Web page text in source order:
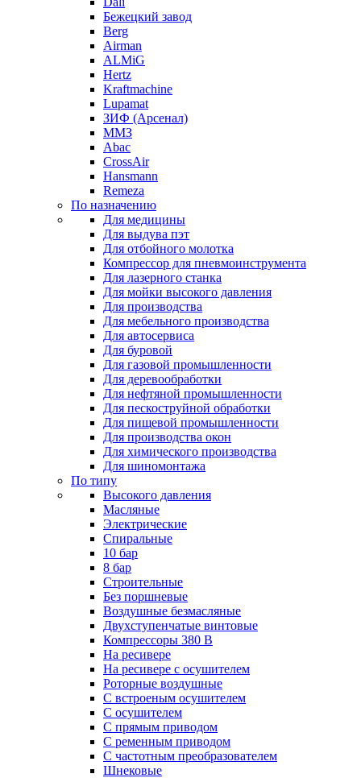
Бежецкий завод
Berg
Airman
ALMiG
Hertz
Kraftmachine
Lupamat
ЗИФ (Арсенал)
ММЗ
Abac
CrossAir
Hansmann
Remeza
По назначению
Для медицины
Для выдува пэт
Для отбойного молотка
Компрессор для пневмоинструмента
Для лазерного станка
Для мойки высокого давления
Для производства
Для мебельного производства
Для автосервиса
Для буровой
Для газовой промышленности
Для деревообработки
Для нефтяной промышленности
Для пескоструйной обработки
Для пищевой промышленности
Для производства окон
Для химического производства
Для шиномонтажа
По типу
Высокого давления
Масляные
Электрические
Спиральные
10 бар
8 бар
Cтроительные
Без поршневые
Воздушные безмасляные
Двухступенчатые винтовые
Компрессоры 380 В
На ресивере
На ресивере с осушителем
Роторные воздушные
С встроеным осушителем
С осушителем
С прямым приводом
С ременным приводом
С частотным преобразователем
Шнековые